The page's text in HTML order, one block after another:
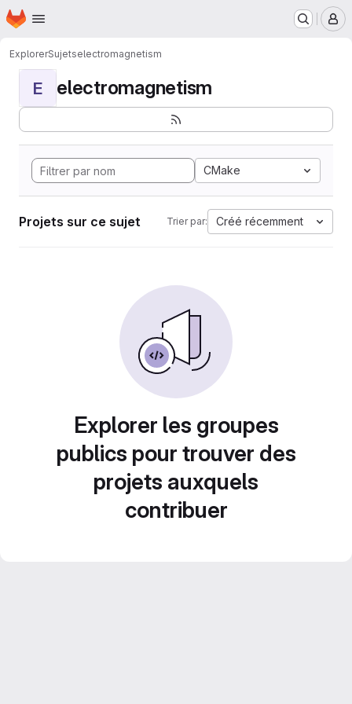
Passer au contenu principal
Page d'accueil
ExplorerSujetselectromagnetism
E electromagnetism
CMake
Projets sur ce sujet Trier par: Créé récemment
Explorer les groupes
publics pour trouver des
projets auxquels
contribuer